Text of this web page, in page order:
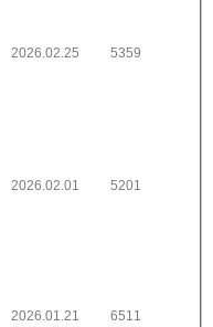
2026.02.25 5359
2026.02.01 5201
2026.01.21 6511